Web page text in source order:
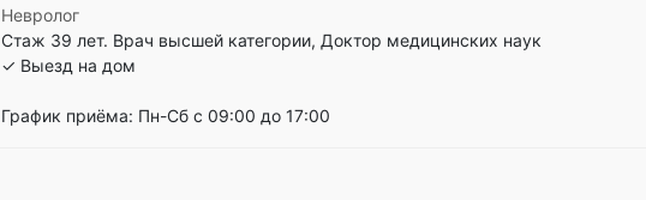
Невролог
Стаж 39 лет. Врач высшей категории, Доктор медицинских наук
✓ Выезд на дом
График приёма: Пн-Сб с 09:00 до 17:00